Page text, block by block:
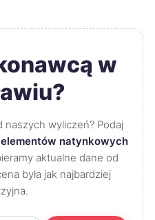
w
naszych wyliczeń? Podaj
natynkowych
aktualne dane od
była jak najbardziej